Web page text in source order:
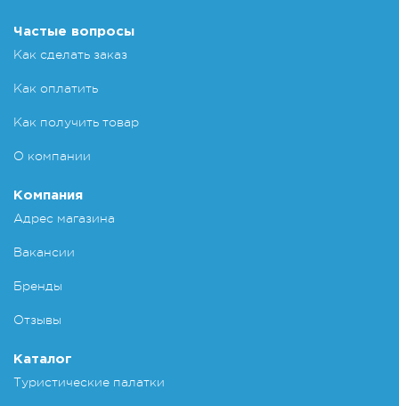
Частые вопросы
Как сделать заказ
Как оплатить
Как получить товар
О компании
Компания
Адрес магазина
Вакансии
Бренды
Отзывы
Каталог
Туристические палатки